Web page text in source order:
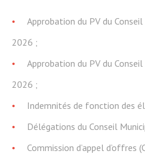
Approbation du PV du
2026 ;
Approbation du PV du
2026 ;
Indemnités de fonction des
Délégations du Conseil
Commission d’appel d’offres